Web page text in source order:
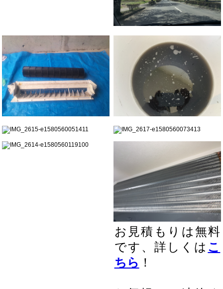
お見積もりは無料
です、 詳しくは こ
ちら ！